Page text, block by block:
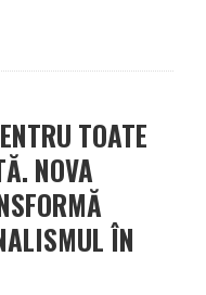
TOATE
NOVA
ÎN